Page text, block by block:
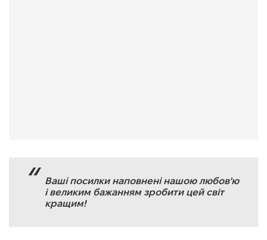
Ваші посилки наповнені нашою любов'ю
і великим бажанням зробити цей світ
кращим!